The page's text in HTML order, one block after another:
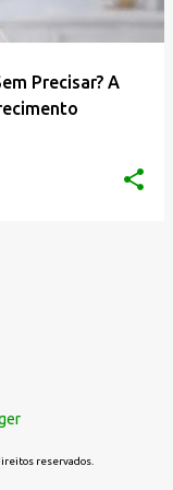
Precisar? A
reservados.